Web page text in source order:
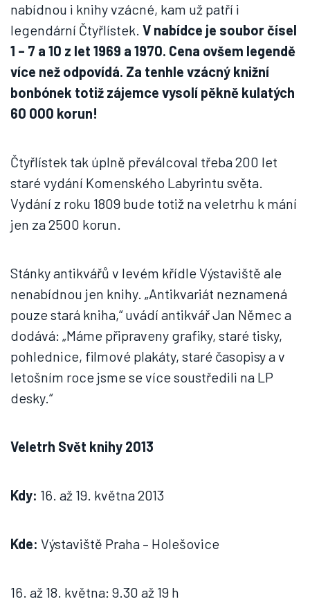
nabídnou i knihy vzácné, kam už patří i
legendární Čtyřlístek. V nabídce je soubor čísel
1 – 7 a 10 z let 1969 a 1970. Cena ovšem legendě
více než odpovídá. Za tenhle vzácný knižní
bonbónek totiž zájemce vysolí pěkně kulatých
60 000 korun!
Čtyřlístek tak úplně převálcoval třeba 200 let
staré vydání Komenského Labyrintu světa.
Vydání z roku 1809 bude totiž na veletrhu k mání
jen za 2500 korun.
Stánky antikvářů v levém křídle Výstaviště ale
nenabídnou jen knihy. „Antikvariát neznamená
pouze stará kniha,“ uvádí antikvář Jan Němec a
dodává: „Máme připraveny grafiky, staré tisky,
pohlednice, filmové plakáty, staré časopisy a v
letošním roce jsme se více soustředili na LP
desky.“
Veletrh Svět knihy 2013
Kdy: 16. až 19. května 2013
Kde: Výstaviště Praha – Holešovice
16. až 18. května: 9.30 až 19 h